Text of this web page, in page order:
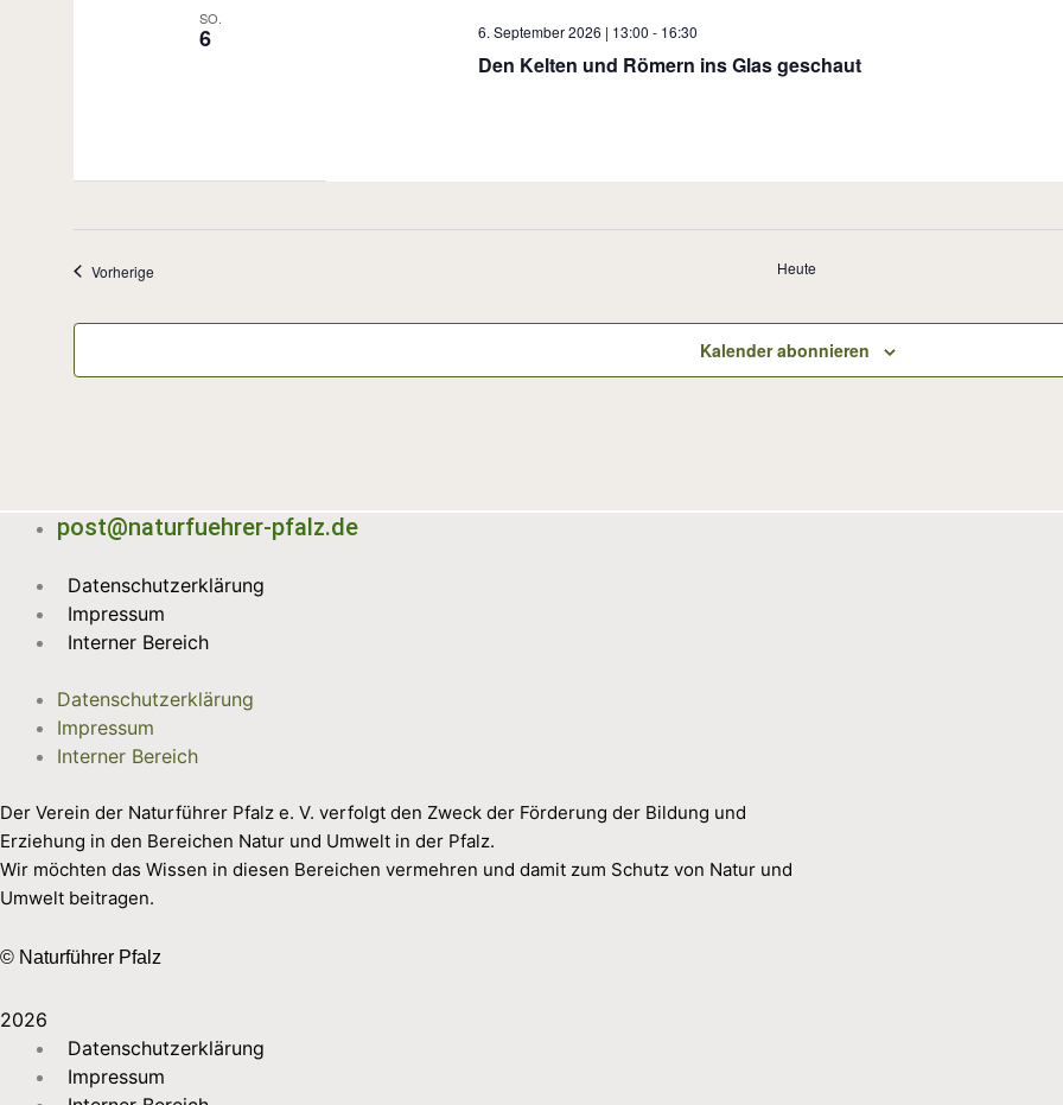
SO.
6
Den Kelten und Römern ins Glas geschaut
6. September 2026 | 13:00 - 16:30
VorherigeVeranstaltungen Heute
Kalender abonnieren
post@naturfuehrer-pfalz.de
Datenschutzerklärung
Impressum
Interner Bereich
Datenschutzerklärung
Impressum
Interner Bereich
Der Verein der Naturführer Pfalz e. V. verfolgt den Zweck der Förderung der Bildung und
Erziehung in den Bereichen Natur und Umwelt in der Pfalz.
Wir möchten das Wissen in diesen Bereichen vermehren und damit zum Schutz von Natur und
Umwelt beitragen.
© Naturführer Pfalz
2026
Datenschutzerklärung
Impressum